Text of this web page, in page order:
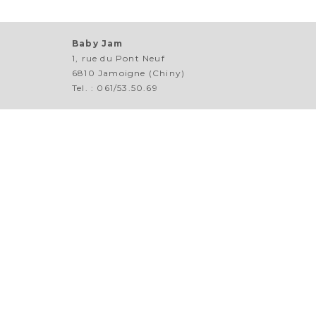
Baby Jam
1, rue du Pont Neuf
6810 Jamoigne (Chiny)
Tel. : 061/53.50.69